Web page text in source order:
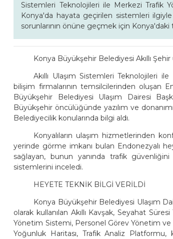
Sistemleri Teknolojileri ile Merkezi Trafik
Konya'da hayata geçirilen sistemleri
sorunlarının önüne geçmek için
Konya Büyükşehir Belediyesi Akıllı
Akıllı Ulaşım Sistemleri Teknolojileri
bilişim firmalarının temsilcilerinden oluşan
Büyükşehir Belediyesi Ulaşım Dairesi
Büyükşehir öncülüğünde yazılım ve
Belediyecilik konularında bilgi aldı.
Konyalıların ulaşım hizmetlerinden
yerinde görme imkanı bulan Endonezyalı
sağlayan, bunun yanında trafik
sistemlerini inceledi.
HEYETE TEKNİK BİLGİ VERİLDİ
Konya Büyükşehir Belediyesi Ulaşım
olarak kullanılan Akıllı Kavşak, Seyahat
Yönetim Sistemi, Personel Görev Yönetim
Yoğunluk Haritası, Trafik Analiz Platformu,